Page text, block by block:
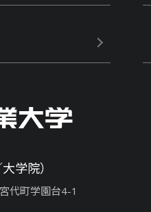
学院）
代町学園台4-1